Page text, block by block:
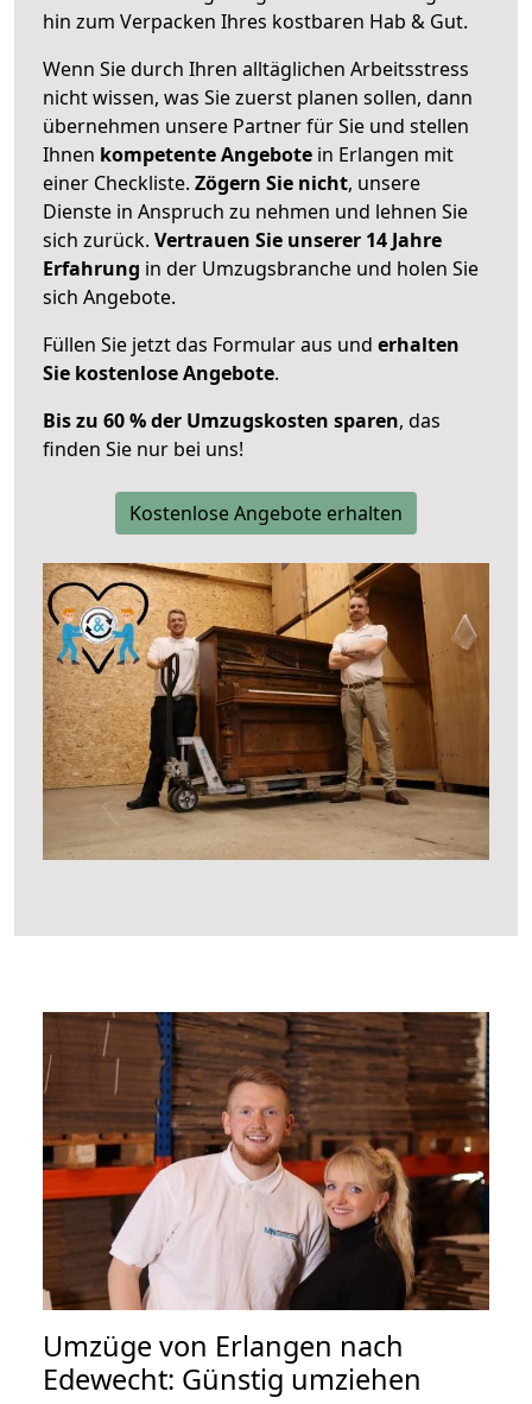
hin zum Verpacken Ihres kostbaren Hab & Gut.
Wenn Sie durch Ihren alltäglichen Arbeitsstress
nicht wissen, was Sie zuerst planen sollen, dann
übernehmen unsere Partner für Sie und stellen
Ihnen kompetente Angebote in Erlangen mit
einer Checkliste. Zögern Sie nicht, unsere
Dienste in Anspruch zu nehmen und lehnen Sie
sich zurück. Vertrauen Sie unserer 14 Jahre
Erfahrung in der Umzugsbranche und holen Sie
sich Angebote.
Füllen Sie jetzt das Formular aus und erhalten
Sie kostenlose Angebote.
Bis zu 60 % der Umzugskosten sparen, das
finden Sie nur bei uns!
Kostenlose Angebote erhalten
Umzüge von Erlangen nach
Edewecht: Günstig umziehen